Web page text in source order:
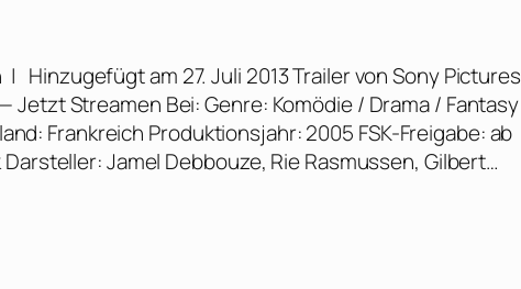
am 27. Juli 2013 Trailer von Sony Pictures
Jetzt Streamen Bei: Genre: Komödie / Drama / Fantasy
Frankreich Produktionsjahr: 2005 FSK-Freigabe: ab
Jamel Debbouze, Rie Rasmussen, Gilbert…